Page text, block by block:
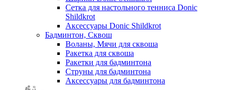
Сетка для настольного тенниса Donic
Shildkrot
Аксессуары Donic Shildkrot
Бадминтон, Сквош
Воланы, Мячи для сквоша
Ракетка для сквоша
Ракетки для бадминтона
Струны для бадминтона
Аксессуары для бадминтона